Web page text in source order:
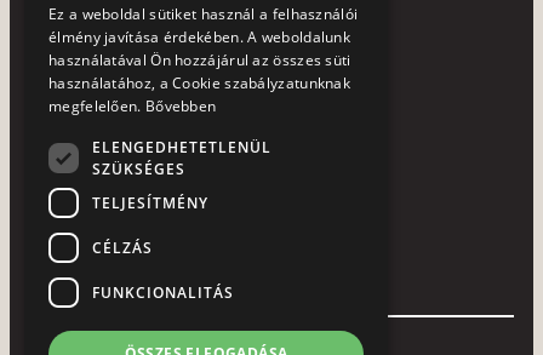
+36 72 252 113
NTAK azonosító: SZ19000531
HASZNOS LINKEK
RÓLUNK
Ez a weboldal sütiket használ a felhasználói
élmény javítása érdekében. A weboldalunk
használatával Ön hozzájárul az összes süti
használatához, a Cookie szabályzatunknak
megfelelően. Bővebben
ELENGEDHETETLENÜL
SZÜKSÉGES
TELJESÍTMÉNY
CÉLZÁS
FUNKCIONALITÁS